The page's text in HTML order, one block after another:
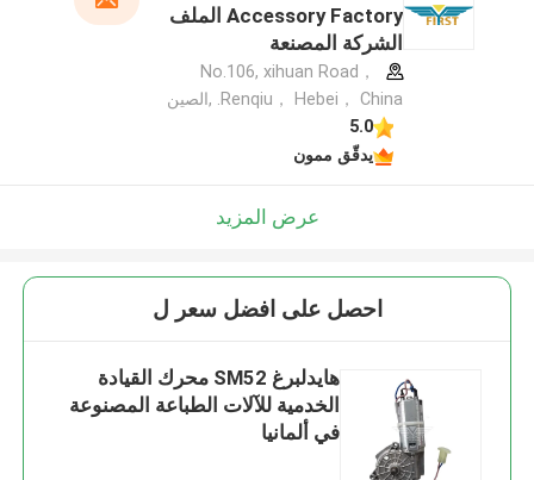
Accessory Factory الملف
الشركة المصنعة
No.106, xihuan Road，
Renqiu， Hebei， China. ,الصين
5.0
يدقّق ممون
عرض المزيد
احصل على افضل سعر ل
هايدلبرغ SM52 محرك القيادة
الخدمية للآلات الطباعة المصنوعة
في ألمانيا